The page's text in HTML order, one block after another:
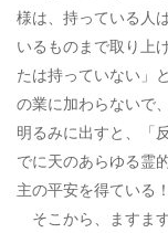
様は、持っている人
いるものまで取り上
たは持っていない」
の業に加わらないで
明るみに出すと、「
でに天のあらゆる霊
主の平安を得ている！
そこから、ますま